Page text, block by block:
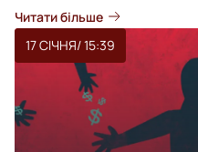
Читати більше
17 СІЧНЯ/ 15:39